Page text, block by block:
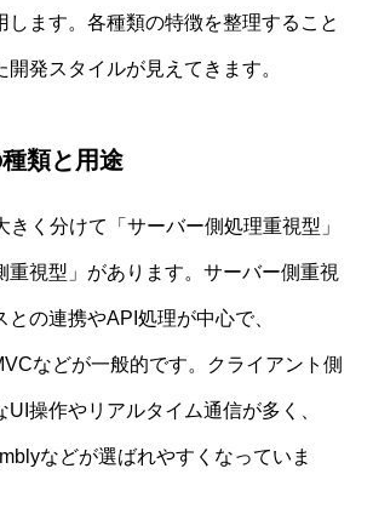
します。各種類の特徴を整理すること
開発スタイルが見えてきます。
類と用途
きく分けて「サーバー側処理重視型」
重視型」があります。サーバー側重視
の連携やAPI処理が中心で、
などが一般的です。クライアント側
操作やリアルタイム通信が多く、
などが選ばれやすくなっていま